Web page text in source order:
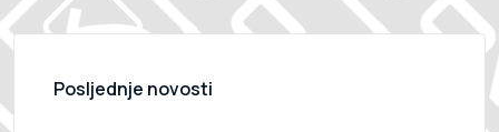
Posljednje novosti